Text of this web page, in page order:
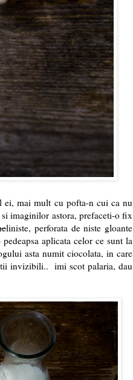
ei, mai mult cu pofta-n cui ca nu
imaginilor astora, prefaceti-o fix
liniste, perforata de niste gloante
aplicata celor ce sunt la
asta numit ciocolata, in care
invizibili.. imi scot palaria, dau